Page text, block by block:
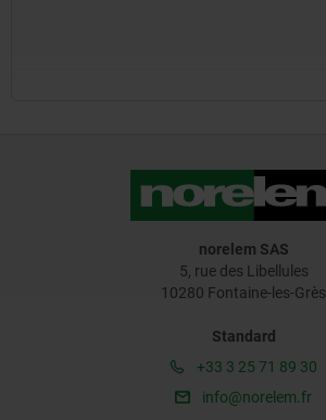
norelem SAS
5, rue des Libellules
10280 Fontaine-les-Grès
Standard
+33 3 25 71 89 30
info@norelem.fr